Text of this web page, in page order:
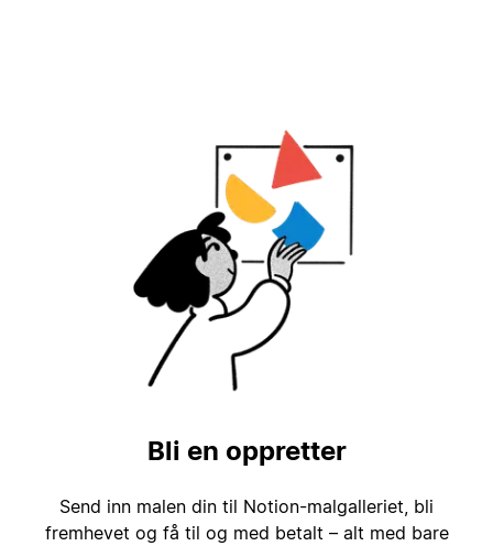
Bli en oppretter
Send inn malen din til Notion-malgalleriet, bli
fremhevet og få til og med betalt – alt med bare